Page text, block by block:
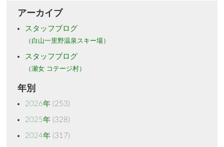
アーカイブ
スタッフブログ
（白山一里野温泉スキー場）
スタッフブログ
（瀬女 コテージ村）
年別
2026年(253)
2025年(328)
2024年(317)